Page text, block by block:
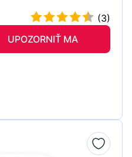
(3)
UPOZORNIŤ MA